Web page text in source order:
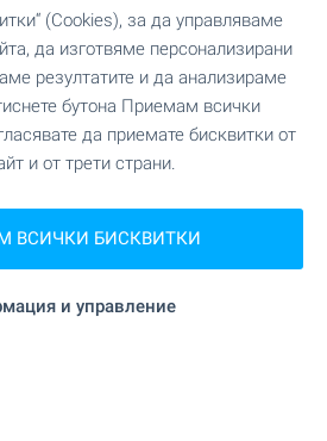
- затворен
гр. Костинброд
между близост до София и
малкия град! Намирате го на
Костинброд, точно до BILLA
новоизграждащият се
- най-новият проект от
и комплекси AMur.
(Cookies), за да управляваме
да изготвяме персонализирани
резултатите и да анализираме
бутона Приемам всички
да приемате бисквитки от
и от трети страни.
ВСИЧКИ БИСКВИТКИ
и управление